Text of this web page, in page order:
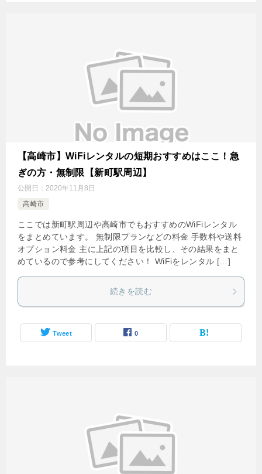
【高崎市】WiFiレンタルの短期おすすめはここ！急
ぎの方・無制限【新町駅周辺】
公開日： 2020年11月8日
高崎市
ここでは新町駅周辺や高崎市でもおすすめのWiFiレンタル
をまとめています。 無制限プランなどの料金 手数料や送料
オプション料金 主に上記の項目を比較し、その結果をまと
めているので参考にしてください！ WiFiをレンタル […]
続きを読む
Tweet 0